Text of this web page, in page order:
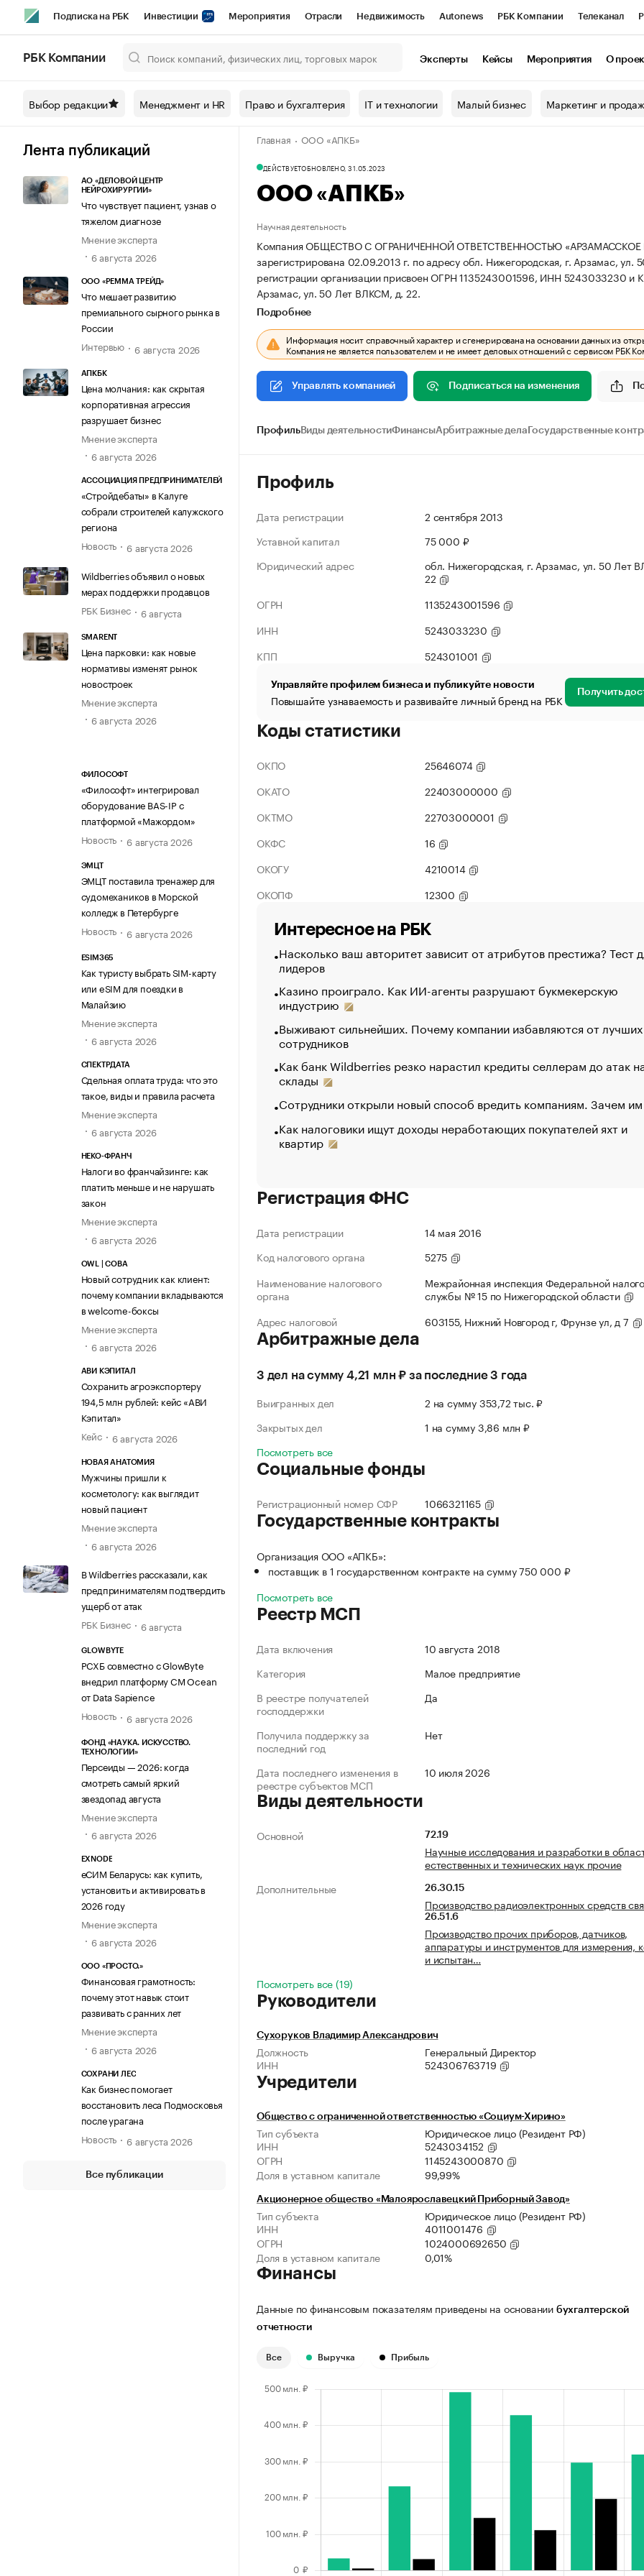
Подписка на РБК Инвестиции Мероприятия Отрасли Недвижимость Autonews РБК Компании Телеканал
Спецпроекты СПб Конференции СПб Спецпроекты Проверка контрагентов
Технологии и медиа Рынок наличной валюты
РБК Компании Эксперты Кейсы Мероприятия О
Выбор редакции Менеджмент и HR Право и бухгалтерия IT и технологии Малый бизнес Маркетинг и
Лента публикаций
АО «ДЕЛОВОЙ ЦЕНТР
НЕЙРОХИРУРГИИ»
Что чувствует пациент, узнав о
тяжелом диагнозе
Мнение эксперта
6 августа 2026
ООО «РЕММА ТРЕЙД»
Что мешает развитию
премиального сырного рынка в
России
Интервью
6 августа 2026
АПКБК
Цена молчания: как скрытая
корпоративная агрессия
разрушает бизнес
Мнение эксперта
6 августа 2026
АССОЦИАЦИЯ ПРЕДПРИНИМАТЕЛЕЙ
«Стройдебаты» в Калуге
собрали строителей калужского
региона
Новость
6 августа 2026
Wildberries объявил о новых
мерах поддержки продавцов
РБК Бизнес
6 августа
SMARENT
Цена парковки: как новые
нормативы изменят рынок
новостроек
Мнение эксперта
6 августа 2026
ФИЛОСОФТ
«Философт» интегрировал
оборудование BAS-IP с
платформой «Мажордом»
Новость
6 августа 2026
ЭМЦТ
ЭМЦТ поставила тренажер для
судомехаников в Морской
колледж в Петербурге
Новость
6 августа 2026
ESIM365
Как туристу выбрать SIM-карту
или eSIM для поездки в
Малайзию
Мнение эксперта
6 августа 2026
СПЕКТРДАТА
Сдельная оплата труда: что это
такое, виды и правила расчета
Мнение эксперта
6 августа 2026
НЕКО-ФРАНЧ
Налоги во франчайзинге: как
платить меньше и не нарушать
закон
Мнение эксперта
6 августа 2026
OWL | СОВА
Новый сотрудник как клиент:
почему компании вкладываются
в welcome-боксы
Мнение эксперта
6 августа 2026
АВИ КЭПИТАЛ
Сохранить агроэкспортеру
194,5 млн рублей: кейс «АВИ
Кэпитал»
Кейс
6 августа 2026
НОВАЯ АНАТОМИЯ
Мужчины пришли к
косметологу: как выглядит
новый пациент
Мнение эксперта
6 августа 2026
В Wildberries рассказали, как
предпринимателям подтвердить
ущерб от атак
РБК Бизнес
6 августа
GLOWBYTE
РСХБ совместно с GlowByte
внедрил платформу CM Ocean
от Data Sapience
Новость
6 августа 2026
ФОНД «НАУКА. ИСКУССТВО.
ТЕХНОЛОГИИ»
Персеиды — 2026: когда
смотреть самый яркий
звездопад августа
Мнение эксперта
6 августа 2026
EXNODE
еСИМ Беларусь: как купить,
установить и активировать в
2026 году
Мнение эксперта
6 августа 2026
ООО «ПРОСТО.»
Финансовая грамотность:
почему этот навык стоит
развивать с ранних лет
Мнение эксперта
6 августа 2026
СОХРАНИ ЛЕС
Как бизнес помогает
восстановить леса Подмосковья
после урагана
Новость
6 августа 2026
Все публикации
Главная ООО «АПКБ»
ДЕЙСТВУЕТОБНОВЛЕНО, 31.05.2023
ООО «АПКБ»
Научная деятельность
Компания ОБЩЕСТВО С ОГРАНИЧЕННОЙ ОТВЕТСТВЕННОСТЬЮ
зарегистрирована 02.09.2013 г. по адресу обл. Нижегородская, г. Арзамас,
регистрации организации присвоен ОГРН 1135243001596, ИНН 5243033230 и
Арзамас, ул. 50 Лет ВЛКСМ, д. 22.
Подробнее
Информация носит справочный характер и сгенерирована на основании данных из
Компания не является пользователем и не имеет деловых отношений с сервисом РБК
Управлять компанией Подписаться на изменения
ПрофильВиды деятельностиФинансыАрбитражные дела Государственные
Профиль
Дата регистрации
2 сентября 2013
Уставной капитал
75 000 ₽
Юридический адрес
обл. Нижегородская, г. Арзамас, ул. 50 Лет
22
ОГРН
1135243001596
ИНН
5243033230
КПП
524301001
Управляйте профилем бизнеса и публикуйте новости
Повышайте узнаваемость и развивайте личный бренд на РБК Получить
Коды статистики
ОКПО
25646074
ОКАТО
22403000000
ОКТМО
22703000001
ОКФС
16
ОКОГУ
4210014
ОКОПФ
12300
Интересное на РБК
Насколько ваш авторитет зависит от атрибутов престижа? Тест
лидеров
Казино проиграло. Как ИИ-агенты разрушают букмекерскую
индустрию
Выживают сильнейших. Почему компании избавляются от лучших
сотрудников
Как банк Wildberries резко нарастил кредиты селлерам до атак
склады
Сотрудники открыли новый способ вредить компаниям. Зачем
Как налоговики ищут доходы неработающих покупателей яхт и
квартир
Регистрация ФНС
Дата регистрации
14 мая 2016
Код налогового органа
5275
Наименование налогового
органа
Межрайонная инспекция Федеральной
службы № 15 по Нижегородской области
Адрес налоговой
603155, Нижний Новгород г, Фрунзе ул, д 7
Арбитражные дела
3 дел на сумму 4,21 млн ₽ за последние 3 года
Выигранных дел
2 на сумму 353,72 тыс. ₽
Закрытых дел
1 на сумму 3,86 млн ₽
Посмотреть все
Социальные фонды
Регистрационный номер СФР 1066321165
Государственные контракты
Организация ООО «АПКБ»:
поставщик в 1 государственном контракте на сумму 750 000 ₽
Посмотреть все
Реестр МСП
Дата включения
10 августа 2018
Категория
Малое предприятие
В реестре получателей
господдержки
Да
Получила поддержку за
последний год
Нет
Дата последнего изменения в
реестре субъектов МСП
10 июля 2026
Виды деятельности
Основной 72.19
Научные исследования и разработки в
естественных и технических наук прочие
Дополнительные
26.30.15
Производство радиоэлектронных средств
26.51.6
Производство прочих приборов, датчиков,
аппаратуры и инструментов для измерения,
и испытан…
Посмотреть все (19)
Руководители
Сухоруков Владимир Александрович
Должность
Генеральный Директор
ИНН
524306763719
Учредители
Общество с ограниченной ответственностью «Социум-Хирино»
Тип субъекта
Юридическое лицо (Резидент РФ)
ИНН
5243034152
ОГРН
1145243000870
Доля в уставном капитале
99,99%
Акционерное общество «Малоярославецкий Приборный Завод»
Тип субъекта
Юридическое лицо (Резидент РФ)
ИНН
4011001476
ОГРН
1024000692650
Доля в уставном капитале
0,01%
Финансы
Данные по финансовым показателям приведены на основании бухгалтерской
отчетности
Все Выручка Прибыль